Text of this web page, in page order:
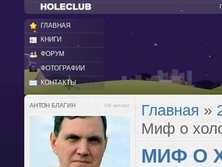
ГЛАВНАЯ
КНИГИ
ФОРУМ
ФОТОГРАФИИ
КОНТАКТЫ
АНТОН БЛАГИН Об авторе Главная »
Миф о
МИФ О